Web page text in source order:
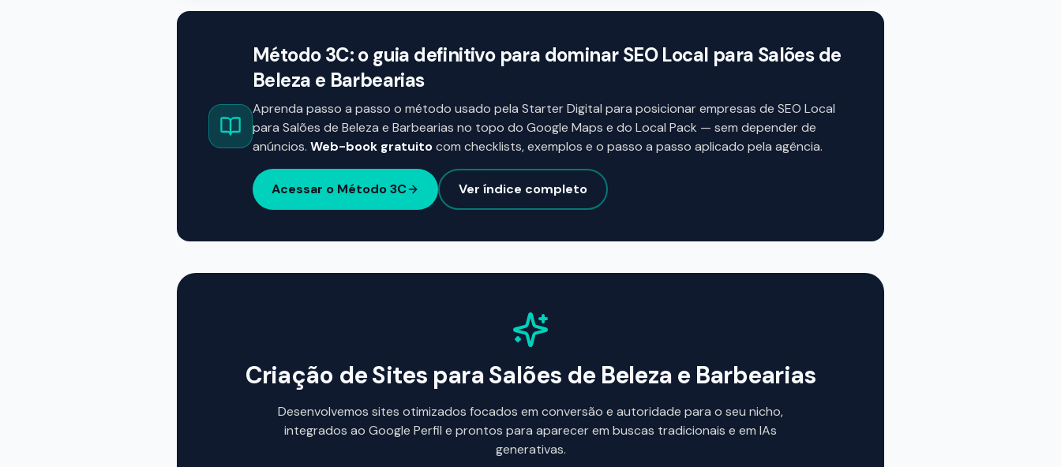
Método 3C: o guia definitivo para dominar SEO Local para Salões de
Beleza e Barbearias
Aprenda passo a passo o método usado pela Starter Digital para posicionar empresas de SEO Local
para Salões de Beleza e Barbearias no topo do Google Maps e do Local Pack — sem depender de
anúncios. Web-book gratuitocom checklists, exemplos e o passo a passo aplicado pela agência.
Acessar o Método 3C Ver índice completo
Criação de Sites paraSalões de Beleza e Barbearias
Desenvolvemos sites otimizados focados em conversão e autoridade para o seu nicho,
integrados ao Google Perfil e prontos para aparecer em buscas tradicionais e em IAs
generativas.